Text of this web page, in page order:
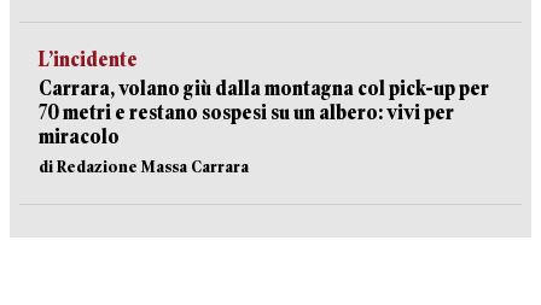
L’incidente
Carrara, volano giù dalla montagna col pick-up per
70 metri e restano sospesi su un albero: vivi per
miracolo
di Redazione Massa Carrara